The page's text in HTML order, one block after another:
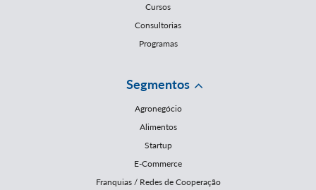
Cursos
Consultorias
Programas
Segmentos
Agronegócio
Alimentos
Startup
E-Commerce
Franquias / Redes de Cooperação